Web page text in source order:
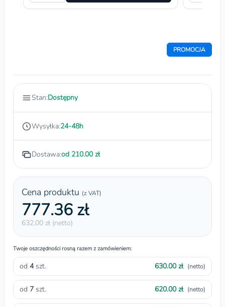
PROMOCJA
Stan:Dostępny
Wysyłka:24-48h
Dostawa:od 210.00 zł
Cena produktu (z VAT)
777.36 zł
632.00 zł (netto)
Twoje oszczędności rosną razem z zamówieniem:
od 4szt. 630.00 zł (netto)
od 7 szt. 620.00 zł (netto)